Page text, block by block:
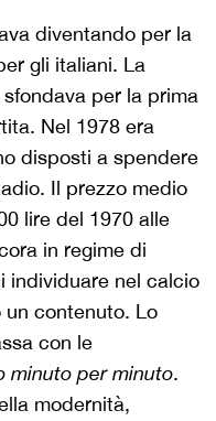
diventando per la
gli italiani. La
per la prima
Nel 1978 era
disposti a spendere
Il prezzo medio
lire del 1970 alle
in regime di
individuare nel calcio
un contenuto. Lo
con le
minuto per minuto.
modernità,